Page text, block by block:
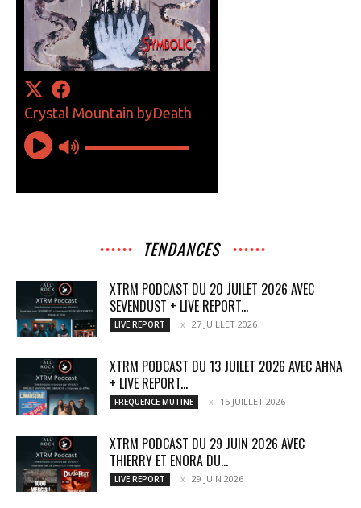
TENDANCES
XTRM PODCAST DU 20 JUILET 2026 AVEC
SEVENDUST + LIVE REPORT...
LIVE REPORT 27 JUILLET 2026
XTRM PODCAST DU 13 JUILET 2026 AVEC AĦNA
+ LIVE REPORT...
FREQUENCE MUTINE 15 JUILLET 2026
XTRM PODCAST DU 29 JUIN 2026 AVEC
THIERRY ET ENORA DU...
LIVE REPORT 29 JUIN 2026